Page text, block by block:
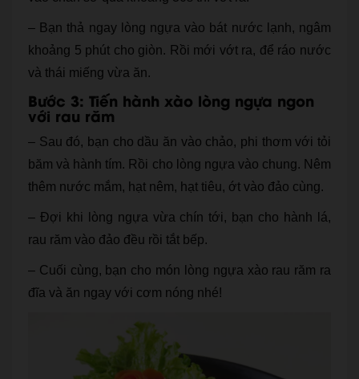
– Bạn thả ngay lòng ngựa vào bát nước lạnh, ngâm
khoảng 5 phút cho giòn. Rồi mới vớt ra, để ráo nước
và thái miếng vừa ăn.
Bước 3: Tiến hành xào lòng ngựa ngon
với rau răm
– Sau đó, bạn cho dầu ăn vào chảo, phi thơm với tỏi
băm và hành tím. Rồi cho lòng ngựa vào chung. Nêm
thêm nước mắm, hạt nêm, hạt tiêu, ớt vào đảo cùng.
– Đợi khi lòng ngựa vừa chín tới, bạn cho hành lá,
rau răm vào đảo đều rồi tắt bếp.
– Cuối cùng, bạn cho món lòng ngựa xào rau răm ra
đĩa và ăn ngay với cơm nóng nhé!